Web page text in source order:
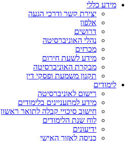
מידע כללי
יצירת קשר ודרכי הגעה
אלפון
דרושים
נהלי האוניברסיטה
מכרזים
מידע לשעת חירום
מבקרת האוניברסיטה
תקנון משמעת ופסקי דין
לימודים
רישום לאוניברסיטה
מידע למתעניינים בלימודים
חישוב סיכויי קבלה לתואר ראשון
לוח שנת הלימודים
ידיעונים
כניסה לאזור האישי